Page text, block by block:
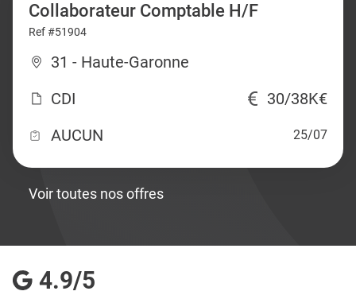
Collaborateur Comptable H/F
Ref #51904
31 - Haute-Garonne
CDI
30/38K€
AUCUN
25/07
Voir toutes nos offres
4.9/5